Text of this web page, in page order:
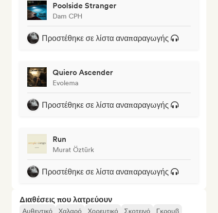
Poolside Stranger
Dam CPH
Προστέθηκε σε λίστα αναπαραγωγής
Quiero Ascender
Evolema
Προστέθηκε σε λίστα αναπαραγωγής
Run
Murat Öztürk
Προστέθηκε σε λίστα αναπαραγωγής
Διαθέσεις που λατρεύουν
Αυθεντικό Χαλαρό Χορευτικό Σκοτεινό
Γκρουβ